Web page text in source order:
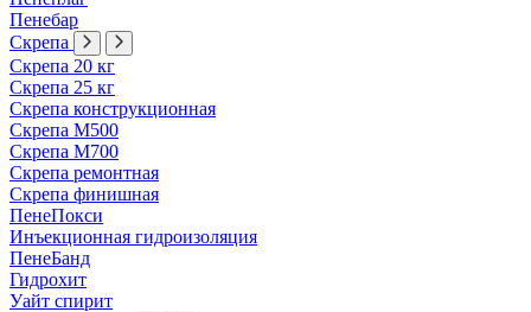
Пенебар
Скрепа
Скрепа 20 кг
Скрепа 25 кг
Скрепа конструкционная
Скрепа М500
Скрепа М700
Скрепа ремонтная
Скрепа финишная
ПенеПокси
Инъекционная гидроизоляция
ПенеБанд
Гидрохит
Уайт спирит